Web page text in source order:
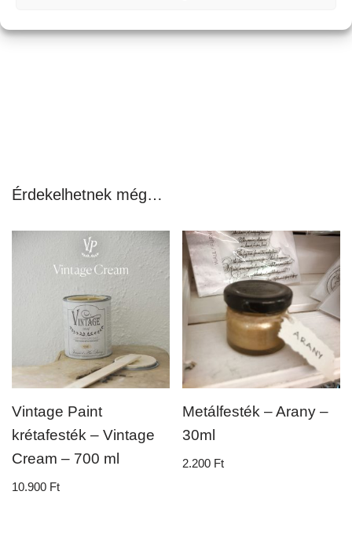
Érdekelhetnek még…
Vintage Paint
krétafesték – Vintage
Cream – 700 ml
10.900 Ft
Metálfesték – Arany –
30ml
2.200 Ft